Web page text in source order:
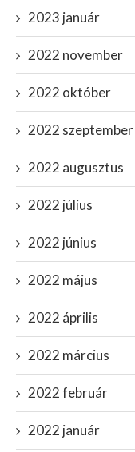
2023 január
2022 november
2022 október
2022 szeptember
2022 augusztus
2022 július
2022 június
2022 május
2022 április
2022 március
2022 február
2022 január